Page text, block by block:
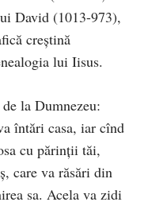
David (1013-973),
creștină
lui Iisus.
la Dumnezeu:
întări casa, iar cînd
cu părinții tăi,
care va răsări din
sa. Acela va zidi